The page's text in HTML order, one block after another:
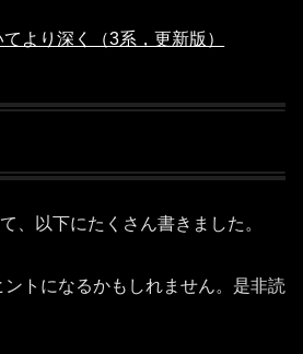
より深く（3系，更新版）
、以下にたくさん書きました。
トになるかもしれません。是非読